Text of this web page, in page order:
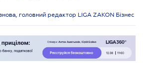
головний редактор LIGA ZAKON Бізнес